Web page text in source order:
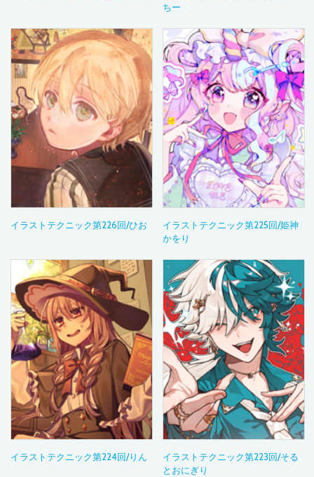
ちー
イラストテクニック第226回/ひお
イラストテクニック第225回/姫神
かをり
イラストテクニック第224回/りん
イラストテクニック第223回/そる
とおにぎり